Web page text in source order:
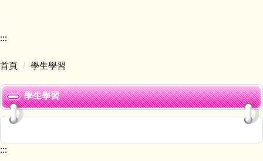
學生活動
獎助學金
:::
首頁 學生學習
學生學習
:::